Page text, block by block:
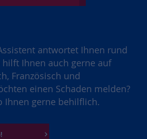
antwortet Ihnen rund
Ihnen auch gerne auf
Französisch und
einen Schaden melden?
Ihnen gerne behilflich.